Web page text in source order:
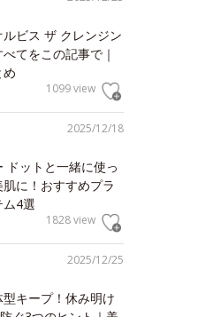
ルビス ザ クレンジン
てをこの記事で｜
め
1099 view
2025/12/18
ドットと一緒に使っ
に！おすすめプラ
ム4選
1828 view
2025/12/25
キープ！休み明け